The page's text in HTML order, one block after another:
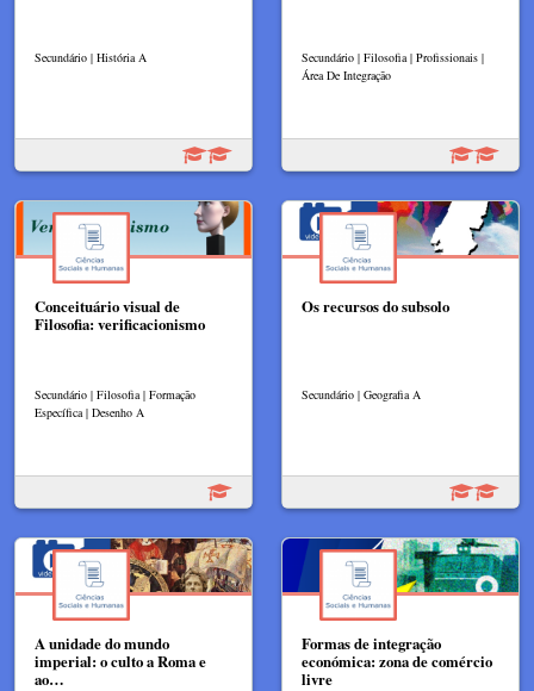
Secundário | História A
Secundário | Filosofia | Profissionais |
Área De Integração
Conceituário visual de
Filosofia: verificacionismo
Secundário | Filosofia | Formação
Específica | Desenho A
Os recursos do subsolo
Secundário | Geografia A
A unidade do mundo
imperial: o culto a Roma e
ao…
Formas de integração
económica: zona de comércio
livre